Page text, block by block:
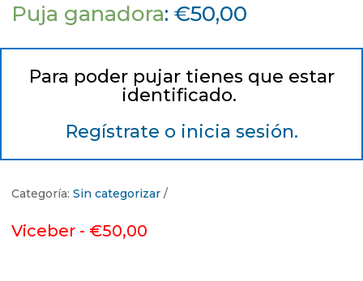
Puja ganadora: €50,00
Para poder pujar tienes que estar
identificado.
Regístrate o inicia sesión.
Categoría: Sin categorizar
Viceber - €50,00